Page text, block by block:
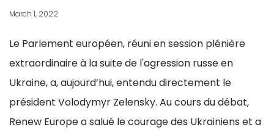
March 1, 2022
Le Parlement européen, réuni en session plénière
extraordinaire à la suite de l'agression russe en
Ukraine, a, aujourd’hui, entendu directement le
président Volodymyr Zelensky. Au cours du débat,
Renew Europe a salué le courage des Ukrainiens et a